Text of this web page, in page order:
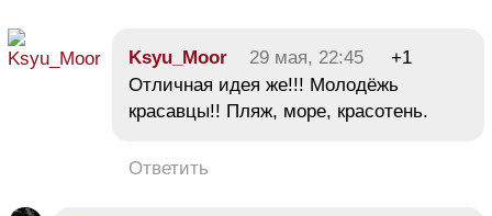
Ksyu_Moor 29 мая, 22:45
+1
Отличная идея же!!! Молодёжь
красавцы!! Пляж, море, красотень.
Ответить